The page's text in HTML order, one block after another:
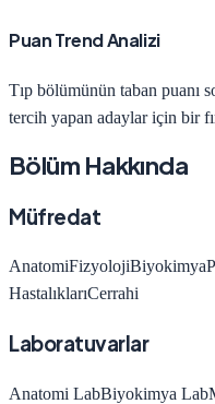
Puan Trend Analizi
Tıp bölümünün taban puanı
tercih yapan adaylar için bir
Bölüm Hakkında
Müfredat
AnatomiFizyolojiBiyokimya
HastalıklarıCerrahi
Laboratuvarlar
Anatomi LabBiyokimya Lab